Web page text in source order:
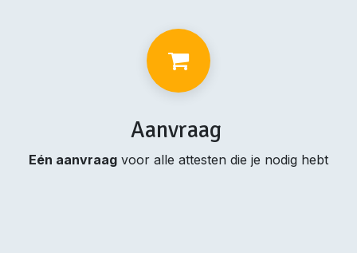
Aanvraag
Eén aanvraag voor alle attesten die je nodig hebt